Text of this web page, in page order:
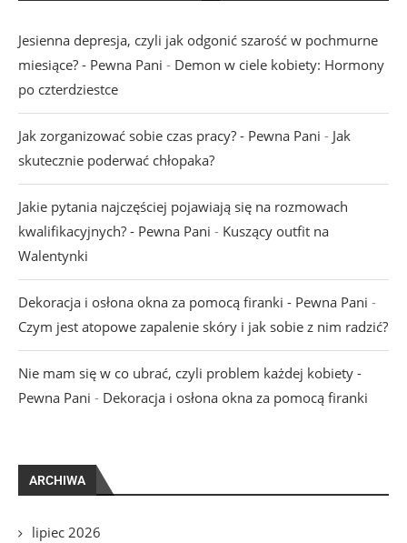
Jesienna depresja, czyli jak odgonić szarość w pochmurne
miesiące? - Pewna Pani - Demon w ciele kobiety: Hormony
po czterdziestce
Jak zorganizować sobie czas pracy? - Pewna Pani - Jak
skutecznie poderwać chłopaka?
Jakie pytania najczęściej pojawiają się na rozmowach
kwalifikacyjnych? - Pewna Pani - Kuszący outfit na
Walentynki
Dekoracja i osłona okna za pomocą firanki - Pewna Pani -
Czym jest atopowe zapalenie skóry i jak sobie z nim radzić?
Nie mam się w co ubrać, czyli problem każdej kobiety -
Pewna Pani - Dekoracja i osłona okna za pomocą firanki
ARCHIWA
lipiec 2026